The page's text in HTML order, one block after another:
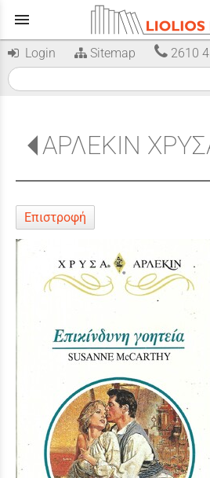
menu
Login Sitemap 2610
ΑΡΛΕΚΙΝ
Επιστροφή